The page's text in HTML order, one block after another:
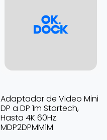
Adaptador de Video Mini
DP a DP 1m Startech,
Hasta 4K 60Hz.
MDP2DPMM1M